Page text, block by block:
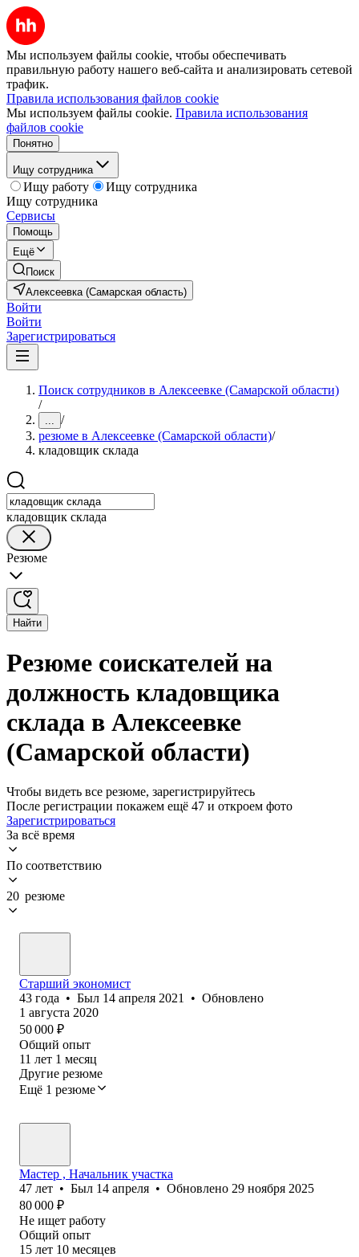
Мы используем файлы cookie, чтобы обеспечивать
правильную работу нашего веб-сайта и анализировать сетевой
трафик.
Правила использования файлов cookie
Мы используем файлы cookie. Правила использования
файлов cookie
Понятно
Ищу сотрудника
Ищу работу
Ищу сотрудника
Ищу сотрудника
Сервисы
Помощь
Ещё
Поиск
Алексеевка (Самарская область)
Войти
Войти
Зарегистрироваться
Поиск сотрудников в Алексеевке (Самарской области)
/
... /
резюме в Алексеевке (Самарской области)/
кладовщик склада
кладовщик склада
Резюме
Найти
Резюме соискателей на
должность кладовщика
склада в Алексеевке
(Самарской области)
Чтобы видеть все резюме, зарегистрируйтесь
После регистрации покажем ещё 47 и откроем фото
Зарегистрироваться
За всё время
По соответствию
20 резюме
Старший экономист
43 года • Был 14 апреля 2021 • Обновлено
1 августа 2020
50 000 ₽
Общий опыт
11 лет 1 месяц
Другие резюме
Ещё 1 резюме
Мастер , Начальник участка
47 лет • Был 14 апреля • Обновлено 29 ноября 2025
80 000 ₽
Не ищет работу
Общий опыт
15 лет 10 месяцев